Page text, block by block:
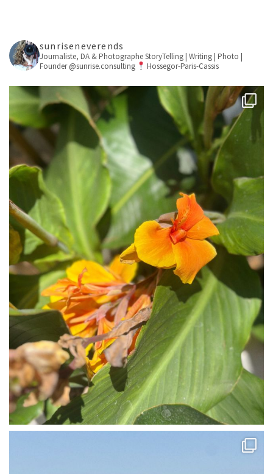
sunriseneverends
Journaliste, DA & PhotographeStoryTelling | Writing | Photo |
Founder @sunrise.consulting
Hossegor-Paris-Cassis